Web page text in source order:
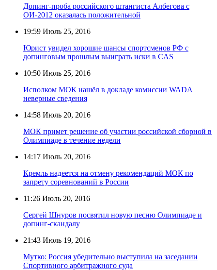
Допинг-проба российского штангиста Албегова с
ОИ-2012 оказалась положительной
19:59 Июль 25, 2016
Юрист увидел хорошие шансы спортсменов РФ с
допинговым прошлым выиграть иски в CAS
10:50 Июль 25, 2016
Исполком МОК нашёл в докладе комиссии WADA
неверные сведения
14:58 Июль 20, 2016
МОК примет решение об участии российской сборной в
Олимпиаде в течение недели
14:17 Июль 20, 2016
Кремль надеется на отмену рекомендаций МОК по
запрету соревнований в России
11:26 Июль 20, 2016
Сергей Шнуров посвятил новую песню Олимпиаде и
допинг-скандалу
21:43 Июль 19, 2016
Мутко: Россия убедительно выступила на заседании
Спортивного арбитражного суда